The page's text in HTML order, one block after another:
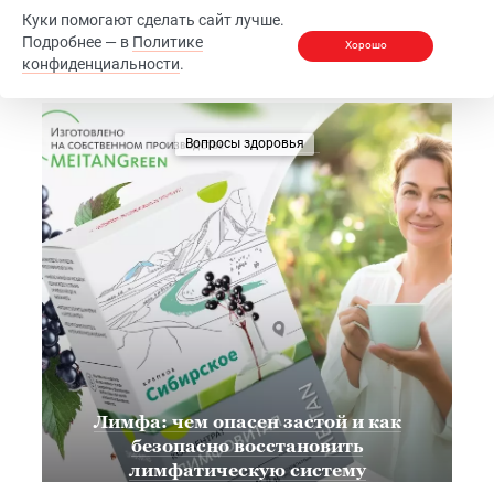
Подписаться на рассылку
Вопросы здоровья
Лимфа: чем опасен застой и как
безопасно восстановить
лимфатическую систему
Куки помогают сделать сайт лучше.
Подробнее — в Политике
конфиденциальности.
Хорошо